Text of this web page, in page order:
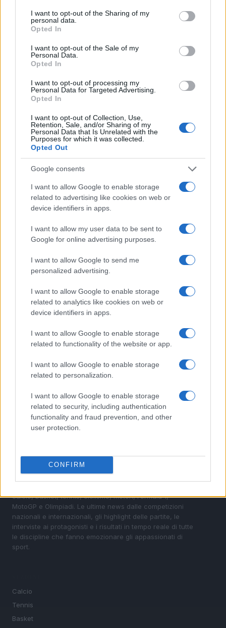
not limited to your visit or usage behaviour. You may click to
grant or deny consent to Google and its third-party tags to
use your data for below specified purposes in below Google
consent section.
I want to opt-out of the Sharing of my
personal data.
Opted In
I want to opt-out of the Sale of my
Personal Data.
Opted In
I want to opt-out of processing my
Personal Data for Targeted Advertising.
Opted In
I want to opt-out of Collection, Use,
Retention, Sale, and/or Sharing of my
Personal Data that Is Unrelated with the
Purposes for which it was collected.
Opted Out
Google consents
I want to allow Google to enable storage
related to advertising like cookies on web or
device identifiers in apps.
I want to allow my user data to be sent to
Google for online advertising purposes.
I want to allow Google to send me
personalized advertising.
I want to allow Google to enable storage
related to analytics like cookies on web or
device identifiers in apps.
I want to allow Google to enable storage
related to functionality of the website or app.
I want to allow Google to enable storage
related to personalization.
I want to allow Google to enable storage
related to security, including authentication
functionality and fraud prevention, and other
user protection.
CONFIRM
America’s Cup 2026: guida per seguire le regate da
Napoli
Francesca Lombardi · 7 Ago 2026
CALCIO
Rugby femminile: la storia delle Linci di Milano e le
sfide del 2026/2026
PIÙ LETTI
Union Berlino-Cagliari: dove vedere l’amichevole
estiva in diretta
A quanto ammonta il patrimonio di Andrea Pirlo?
indossato le due maglie
calcio, basket, tennis, ciclismo, motori, Formula 1,
MotoGP e Olimpiadi. Le ultime news dalle competizioni
nazionali e internazionali, gli highlight delle partite, le
interviste ai protagonisti e i risultati in tempo reale di tutte
le discipline che fanno emozionare gli appassionati di
sport.
Calcio
Tennis
Basket